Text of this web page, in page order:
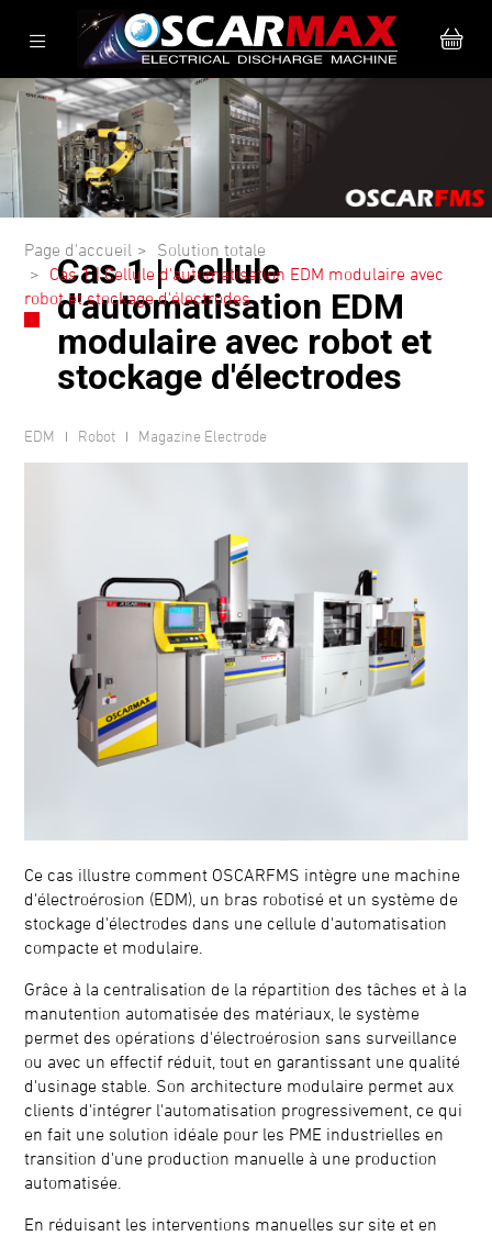
Cas 1 | Cellule
d'automatisation EDM
modulaire avec robot et
stockage d'électrodes
Page d'accueil
Solution totale
Cas 1 | Cellule d'automatisation EDM modulaire avec
robot et stockage d'électrodes
EDM Robot Magazine Electrode
Ce cas illustre comment OSCARFMS intègre une machine
d'électroérosion (EDM), un bras robotisé et un système de
stockage d'électrodes dans une cellule d'automatisation
compacte et modulaire.
Grâce à la centralisation de la répartition des tâches et à la
manutention automatisée des matériaux, le système
permet des opérations d'électroérosion sans surveillance
ou avec un effectif réduit, tout en garantissant une qualité
d'usinage stable. Son architecture modulaire permet aux
clients d'intégrer l'automatisation progressivement, ce qui
en fait une solution idéale pour les PME industrielles en
transition d'une production manuelle à une production
automatisée.
En réduisant les interventions manuelles sur site et en